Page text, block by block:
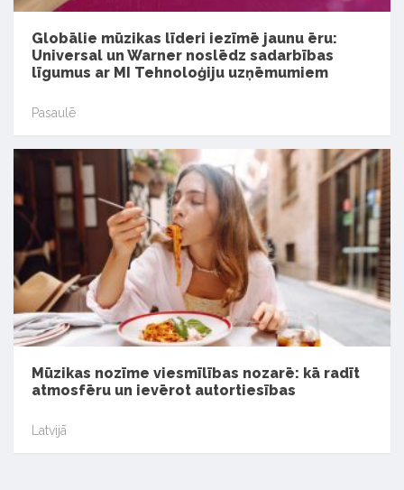
Globālie mūzikas līderi iezīmē jaunu ēru:
Universal un Warner noslēdz sadarbības
līgumus ar MI Tehnoloģiju uzņēmumiem
Pasaulē
Mūzikas nozīme viesmīlības nozarē: kā radīt
atmosfēru un ievērot autortiesības
Latvijā